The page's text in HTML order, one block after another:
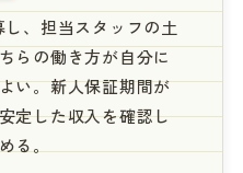
し、担当スタッフの土
らの働き方が自分に
い。新人保証期間が
定した収入を確認し
る。